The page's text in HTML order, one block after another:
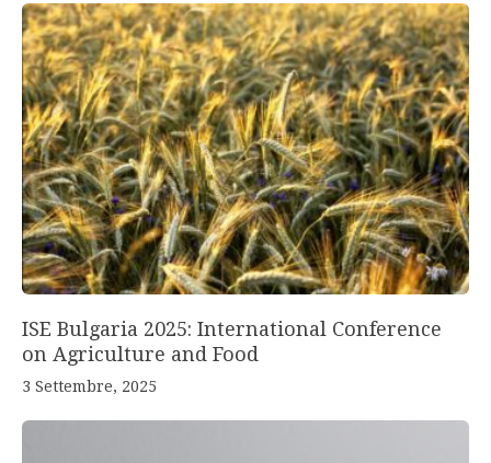
ISE Bulgaria 2025: International Conference
on Agriculture and Food
3 Settembre, 2025